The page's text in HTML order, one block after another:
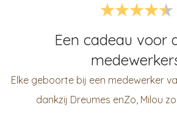
Een cadeau voor
Elke geboorte bij een medewerker
dankzij Dreumes enZo, Milou